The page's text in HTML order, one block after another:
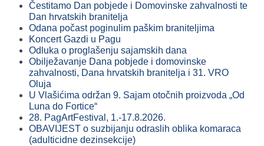
Čestitamo Dan pobjede i Domovinske zahvalnosti te
Dan hrvatskih branitelja
Odana počast poginulim paškim braniteljima
Koncert Gazdi u Pagu
Odluka o proglašenju sajamskih dana
Obilježavanje Dana pobjede i domovinske
zahvalnosti, Dana hrvatskih branitelja i 31. VRO
Oluja
U Vlašićima održan 9. Sajam otočnih proizvoda „Od
Luna do Fortice“
28. PagArtFestival, 1.-17.8.2026.
OBAVIJEST o suzbijanju odraslih oblika komaraca
(adulticidne dezinsekcije)